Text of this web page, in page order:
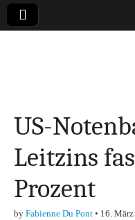
&
US-
Leitzins
Prozent
by Fabienne Du Pont • 16.